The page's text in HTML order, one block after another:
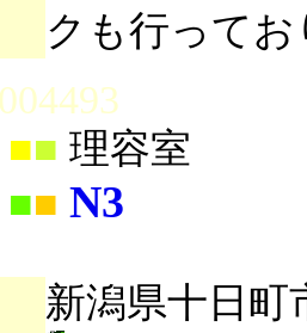
クも行ってお
■ 理容室
■■ N3
新潟県十日町